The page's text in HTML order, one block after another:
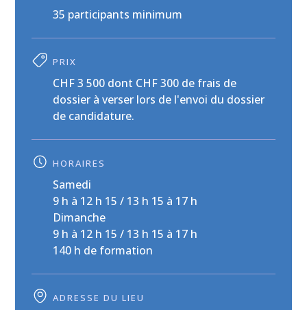
35 participants minimum
PRIX
CHF 3 500 dont CHF 300 de frais de
dossier à verser lors de l'envoi du dossier
de candidature.
HORAIRES
Samedi
9 h à 12 h 15 / 13 h 15 à 17 h
Dimanche
9 h à 12 h 15 / 13 h 15 à 17 h
140 h de formation
ADRESSE DU LIEU